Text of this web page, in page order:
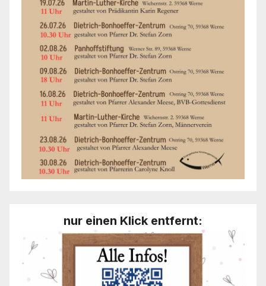
nur einen Klick entfernt: